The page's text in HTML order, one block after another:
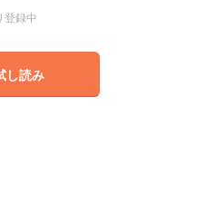
登録中
し読み